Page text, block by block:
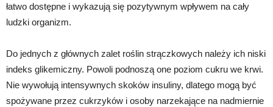
łatwo dostępne i wykazują się pozytywnym wpływem na cały
ludzki organizm.
Do jednych z głównych zalet roślin strączkowych należy ich niski
indeks glikemiczny. Powoli podnoszą one poziom cukru we krwi.
Nie wywołują intensywnych skoków insuliny, dlatego mogą być
spożywane przez cukrzyków i osoby narzekające na nadmiernie